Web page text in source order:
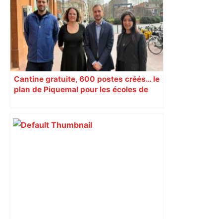
Toulouse – Le Progrès
Cantine gratuite, 600 postes créés… le
plan de Piquemal pour les écoles de